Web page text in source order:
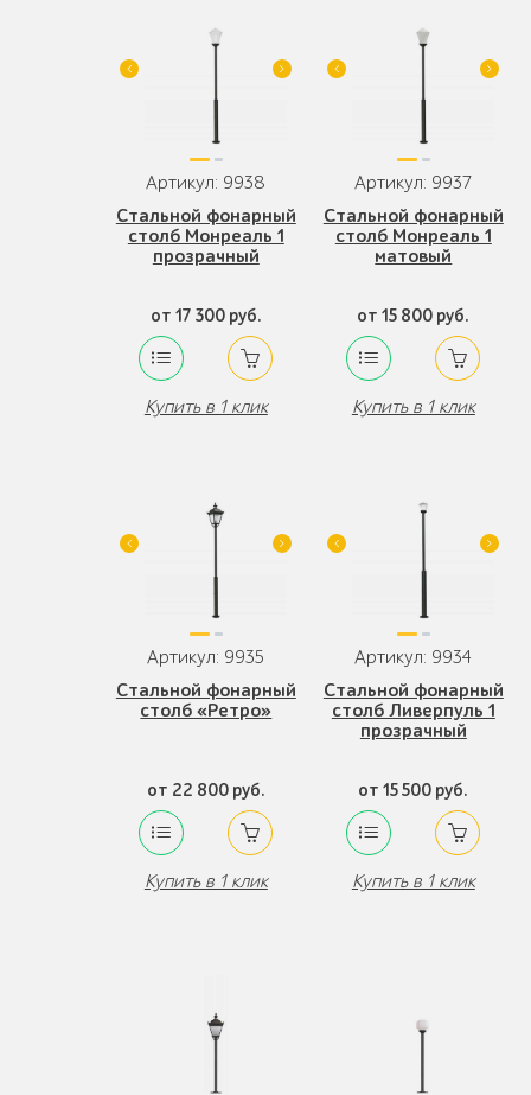
Артикул: 9938
Стальной фонарный
столб Монреаль 1
прозрачный
от 17 300 руб.
Купить в 1 клик
Артикул: 9937
Стальной фонарный
столб Монреаль 1
матовый
от 15 800 руб.
Купить в 1 клик
Артикул: 9935
Стальной фонарный
столб «Ретро»
от 22 800 руб.
Купить в 1 клик
Артикул: 9934
Стальной фонарный
столб Ливерпуль 1
прозрачный
от 15 500 руб.
Купить в 1 клик